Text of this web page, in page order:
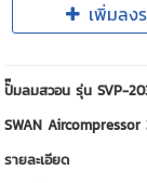
เพิ่มลง
ปั๊มลมสวอน รุ่น SVP-
SWAN
รายละเอียด